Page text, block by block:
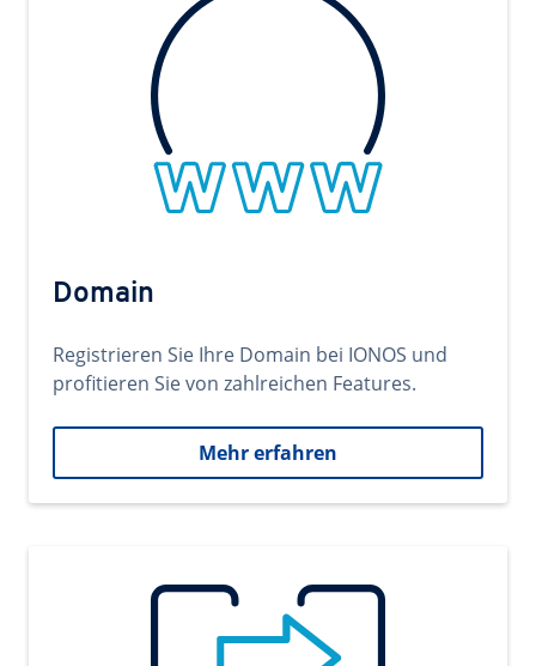
Domain
Registrieren Sie Ihre Domain bei IONOS und
profitieren Sie von zahlreichen Features.
Mehr erfahren